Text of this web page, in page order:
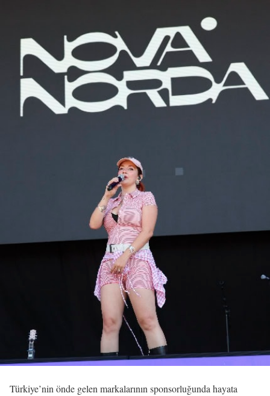
Türkiye’nin önde gelen markalarının sponsorluğunda hayata